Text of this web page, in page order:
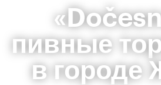
пивные
в городе